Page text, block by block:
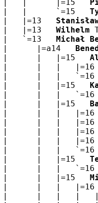
|      |=15
|      `=15
|=13
|=13 Wilhelm
`=13 Michał
|=a14
|   |=15
Benedykt
|   `=16
|   |=15
|   |
|   |=15
Tomasz
|=16
|   |=16
|=16
`=16   Józef
|   |=15
Wincenty
|   |=15
|   |
|   |   |